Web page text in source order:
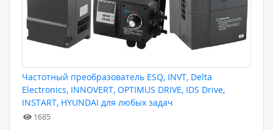
Частотный преобразователь ESQ, INVT, Delta
Electronics, INNOVERT, OPTIMUS DRIVE, IDS Drive,
INSTART, HYUNDAI для любых задач
1685